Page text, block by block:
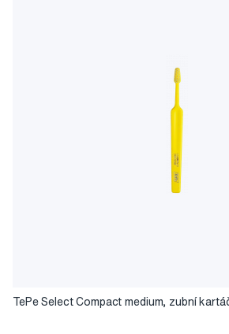
TePe Select Compact medium, zubní